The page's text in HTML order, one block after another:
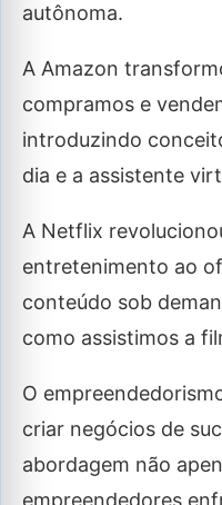
autônoma.
A Amazon
compramos e
introduzindo
dia e a assistente
A Netflix
entretenimento ao
conteúdo sob
como assistimos a
O
criar negócios de
abordagem não
empreendedores